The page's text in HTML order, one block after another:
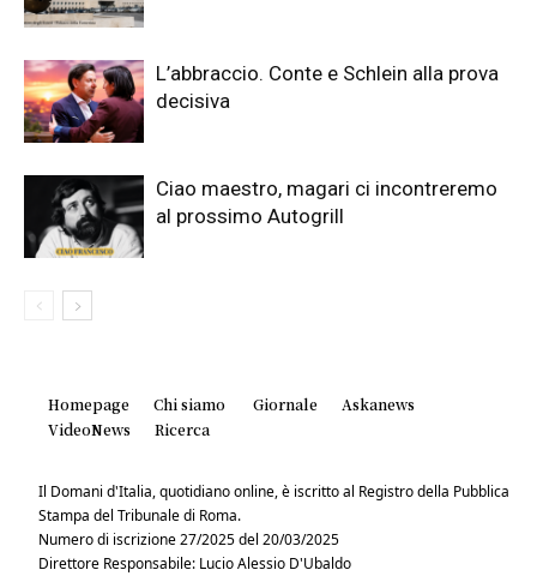
L’abbraccio. Conte e Schlein alla prova
decisiva
Ciao maestro, magari ci incontreremo
al prossimo Autogrill
Homepage Chi siamo Giornale
Askanews
VideoNews
Ricerca
Il Domani d'Italia, quotidiano online, è iscritto al Registro della Pubblica
Stampa del Tribunale di Roma.
Numero di iscrizione 27/2025 del 20/03/2025
Direttore Responsabile: Lucio Alessio D'Ubaldo